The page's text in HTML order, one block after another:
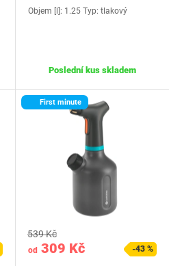
Objem [l]: 1.25 Typ: tlakový
Poslední kus skladem
First minute
od 309 Kč
539 Kč
-43 %